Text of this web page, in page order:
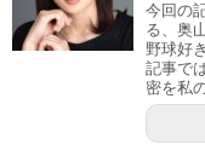
今回の
る、奥
野球好
記事で
密を私